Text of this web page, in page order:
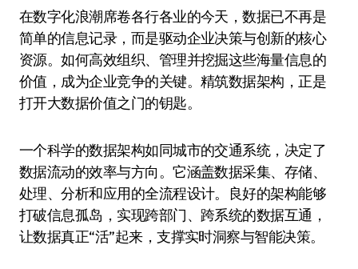
在数字化浪潮席卷各行各业的今天，数据已不再是
简单的信息记录，而是驱动企业决策与创新的核心
资源。如何高效组织、管理并挖掘这些海量信息的
价值，成为企业竞争的关键。精筑数据架构，正是
打开大数据价值之门的钥匙。
一个科学的数据架构如同城市的交通系统，决定了
数据流动的效率与方向。它涵盖数据采集、存储、
处理、分析和应用的全流程设计。良好的架构能够
打破信息孤岛，实现跨部门、跨系统的数据互通，
让数据真正“活”起来，支撑实时洞察与智能决策。